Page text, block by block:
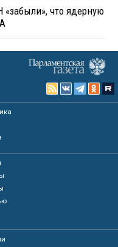
что ядерную